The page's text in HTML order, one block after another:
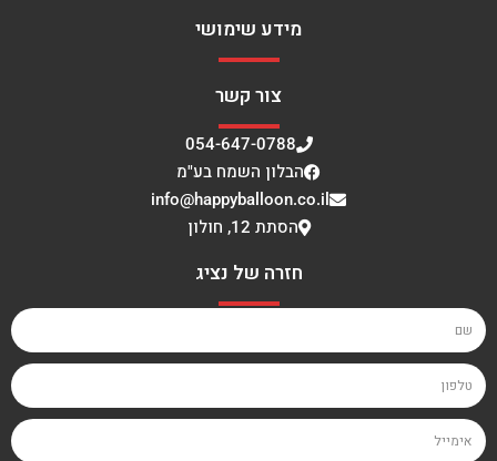
מידע שימושי
צור קשר
054-647-0788
הבלון השמח בע"מ
info@happyballoon.co.il
הסתת 12, חולון
חזרה של נציג